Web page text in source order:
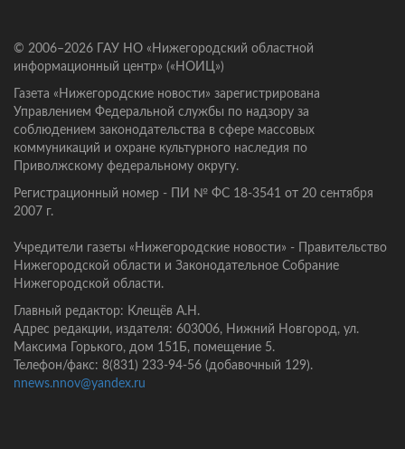
© 2006–2026 ГАУ НО «Нижегородский областной
информационный центр» («НОИЦ»)
Газета «Нижегородские новости» зарегистрирована
Управлением Федеральной службы по надзору за
соблюдением законодательства в сфере массовых
коммуникаций и охране культурного наследия по
Приволжскому федеральному округу.
Регистрационный номер - ПИ № ФС 18-3541 от 20 сентября
2007 г.
Учредители газеты «Нижегородские новости» - Правительство
Нижегородской области и Законодательное Собрание
Нижегородской области.
Главный редактор: Клещёв А.Н.
Адрес редакции, издателя: 603006, Нижний Новгород, ул.
Максима Горького, дом 151Б, помещение 5.
Телефон/факс: 8(831) 233-94-56 (добавочный 129).
nnews.nnov@yandex.ru